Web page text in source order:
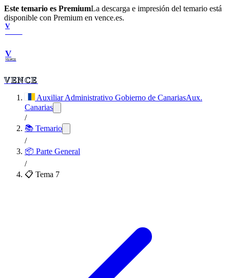
Este temario es PremiumLa descarga e impresión del temario está
disponible con Premium en vence.es.
V
V
VENCE
VENCE
Auxiliar Administrativo Gobierno de CanariasAux.
Canarias
/
📚 Temario
/
📦 Parte General
/
📋 Tema 7